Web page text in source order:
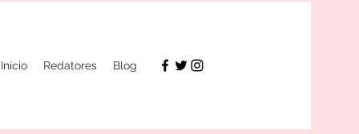
Início Redatores Blog